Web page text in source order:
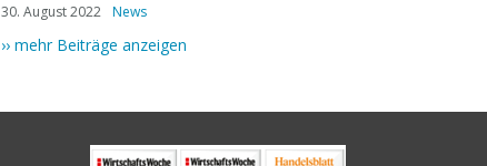
30. August 2022 News
›› mehr Beiträge anzeigen